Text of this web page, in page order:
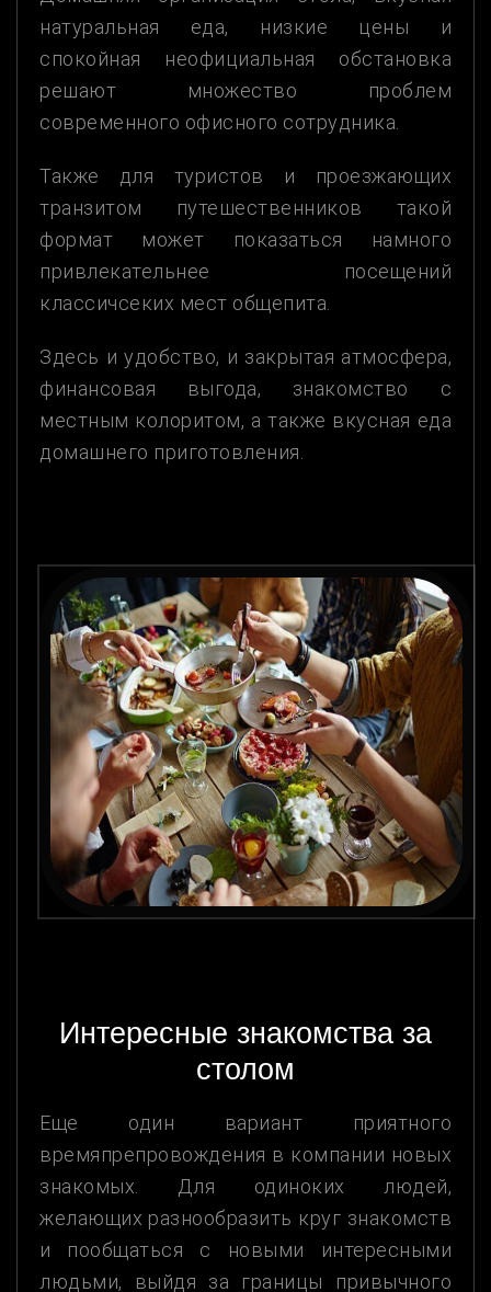
натуральная еда, низкие цены и
спокойная неофициальная обстановка
решают множество проблем
современного офисного сотрудника.
Также для туристов и проезжающих
транзитом путешественников такой
формат может показаться намного
привлекательнее посещений
классичсеких мест общепита.
Здесь и удобство, и закрытая атмосфера,
финансовая выгода, знакомство с
местным колоритом, а также вкусная еда
домашнего приготовления.
Интересные знакомства за
столом
Еще один вариант приятного
времяпрепровождения в компании новых
знакомых. Для одиноких людей,
желающих разнообразить круг знакомств
и пообщаться с новыми интересными
людьми, выйдя за границы привычного